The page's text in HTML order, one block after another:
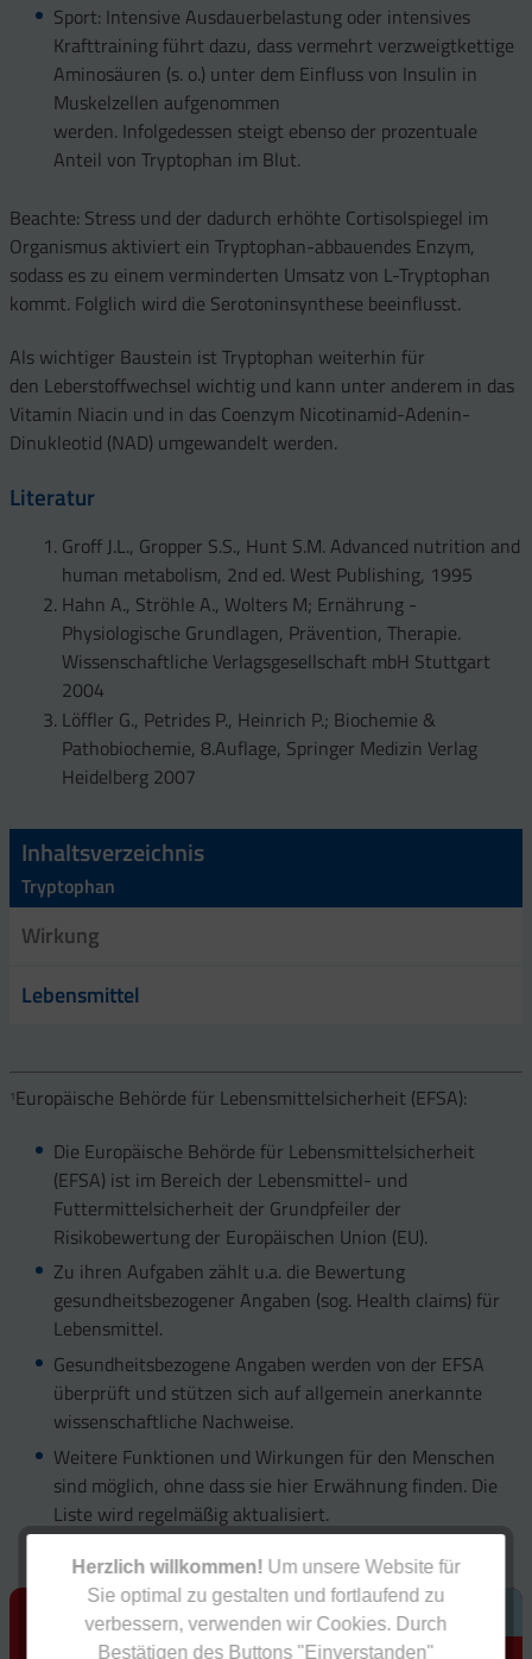
Herzlich willkommen! Um unsere Website für
Sie optimal zu gestalten und fortlaufend zu
verbessern, verwenden wir Cookies. Durch
Bestätigen des Buttons "Einverstanden"
Sport: Intensive Ausdauerbelastung oder intensives
Krafttraining führt dazu, dass vermehrt verzweigtkettige
Aminosäuren (s. o.) unter dem Einfluss von Insulin in
Muskelzellen aufgenommen
werden. Infolgedessen steigt ebenso der prozentuale
Anteil von Tryptophan im Blut.
Beachte: Stress und der dadurch erhöhte Cortisolspiegel im
Organismus aktiviert ein Tryptophan-abbauendes Enzym,
sodass es zu einem verminderten Umsatz von L-Tryptophan
kommt. Folglich wird die Serotoninsynthese beeinflusst.
Als wichtiger Baustein ist Tryptophan weiterhin für
den Leberstoffwechsel wichtig und kann unter anderem in das
Vitamin Niacin und in das Coenzym Nicotinamid-Adenin-
Dinukleotid (NAD) umgewandelt werden.
Literatur
Groff J.L., Gropper S.S., Hunt S.M. Advanced nutrition and
human metabolism, 2nd ed. West Publishing, 1995
Hahn A., Ströhle A., Wolters M; Ernährung -
Physiologische Grundlagen, Prävention, Therapie.
Wissenschaftliche Verlagsgesellschaft mbH Stuttgart
2004
Löffler G., Petrides P., Heinrich P.; Biochemie &
Pathobiochemie, 8.Auflage, Springer Medizin Verlag
Heidelberg 2007
Inhaltsverzeichnis
Tryptophan
Wirkung
Lebensmittel
1Europäische Behörde für Lebensmittelsicherheit (EFSA):
Die Europäische Behörde für Lebensmittelsicherheit
(EFSA) ist im Bereich der Lebensmittel- und
Futtermittelsicherheit der Grundpfeiler der
Risikobewertung der Europäischen Union (EU).
Zu ihren Aufgaben zählt u.a. die Bewertung
gesundheitsbezogener Angaben (sog. Health claims) für
Lebensmittel.
Gesundheitsbezogene Angaben werden von der EFSA
überprüft und stützen sich auf allgemein anerkannte
wissenschaftliche Nachweise.
Weitere Funktionen und Wirkungen für den Menschen
sind möglich, ohne dass sie hier Erwähnung finden. Die
Liste wird regelmäßig aktualisiert.
Empfehlung